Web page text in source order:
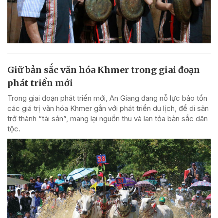
Giữ bản sắc văn hóa Khmer trong giai đoạn
phát triển mới
Trong giai đoạn phát triển mới, An Giang đang nỗ lực bảo tồn
các giá trị văn hóa Khmer gắn với phát triển du lịch, để di sản
trở thành “tài sản”, mang lại nguồn thu và lan tỏa bản sắc dân
tộc.